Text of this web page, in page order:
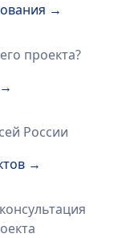
→
проекта?
России
→